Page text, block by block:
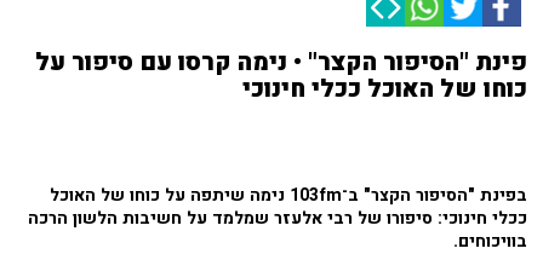
פינת "הסיפור הקצר" • נימה קרסו עם סיפור על
כוחו של האוכל ככלי חינוכי
בפינת "הסיפור הקצר" ב־103fm נימה שיתפה על כוחו של האוכל
ככלי חינוכי: סיפורו של רבי אלעזר שמלמד על חשיבות הלשון הרכה
בוויכוחים.